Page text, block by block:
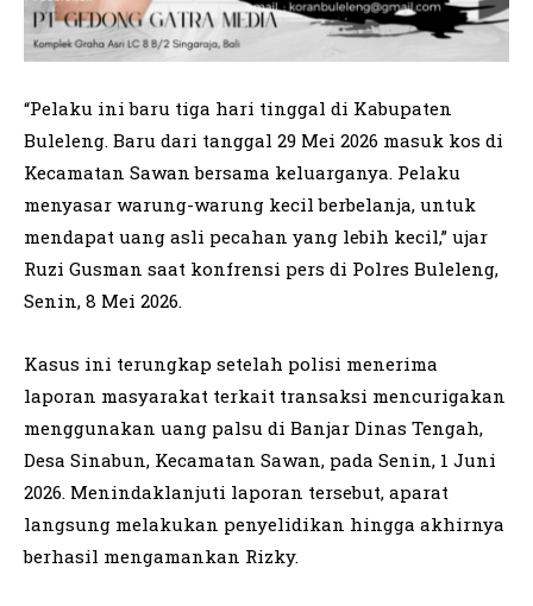
“Pelaku ini baru tiga hari tinggal di Kabupaten
Buleleng. Baru dari tanggal 29 Mei 2026 masuk kos di
Kecamatan Sawan bersama keluarganya. Pelaku
menyasar warung-warung kecil berbelanja, untuk
mendapat uang asli pecahan yang lebih kecil,” ujar
Ruzi Gusman saat konfrensi pers di Polres Buleleng,
Senin, 8 Mei 2026.
Kasus ini terungkap setelah polisi menerima
laporan masyarakat terkait transaksi mencurigakan
menggunakan uang palsu di Banjar Dinas Tengah,
Desa Sinabun, Kecamatan Sawan, pada Senin, 1 Juni
2026. Menindaklanjuti laporan tersebut, aparat
langsung melakukan penyelidikan hingga akhirnya
berhasil mengamankan Rizky.